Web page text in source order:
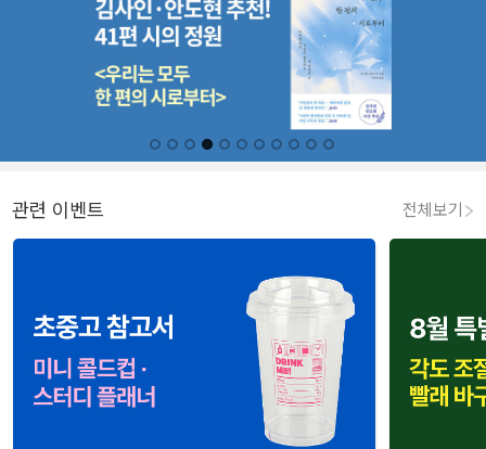
관련 이벤트 전체보기